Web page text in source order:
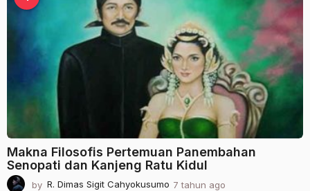
n
a
g
Makna Filosofis Pertemuan Panembahan
Senopati dan Kanjeng Ratu Kidul
by R. Dimas Sigit Cahyokusumo 7 tahun ago